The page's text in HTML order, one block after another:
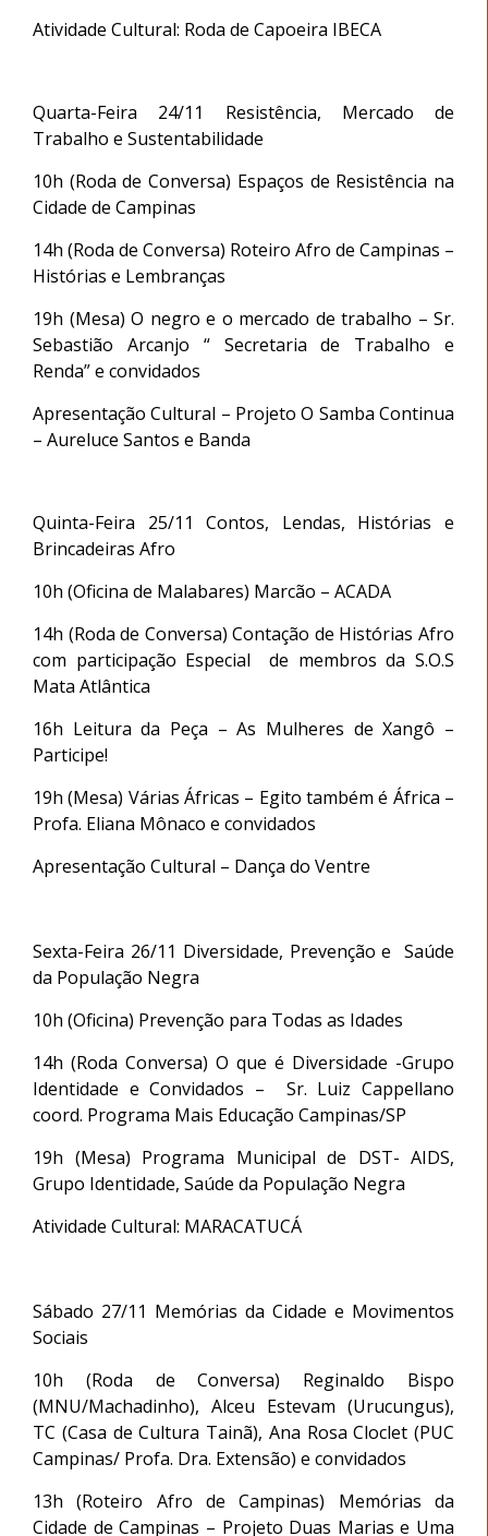
Atividade Cultural: Roda de Capoeira IBECA
Quarta-Feira 24/11 Resistência, Mercado de
Trabalho e Sustentabilidade
10h (Roda de Conversa) Espaços de Resistência na
Cidade de Campinas
14h (Roda de Conversa) Roteiro Afro de Campinas –
Histórias e Lembranças
19h (Mesa) O negro e o mercado de trabalho – Sr.
Sebastião Arcanjo “ Secretaria de Trabalho e
Renda” e convidados
Apresentação Cultural – Projeto O Samba Continua
– Aureluce Santos e Banda
Quinta-Feira 25/11 Contos, Lendas, Histórias e
Brincadeiras Afro
10h (Oficina de Malabares) Marcão – ACADA
14h (Roda de Conversa) Contação de Histórias Afro
com participação Especial de membros da S.O.S
Mata Atlântica
16h Leitura da Peça – As Mulheres de Xangô –
Participe!
19h (Mesa) Várias Áfricas – Egito também é África –
Profa. Eliana Mônaco e convidados
Apresentação Cultural – Dança do Ventre
Sexta-Feira 26/11 Diversidade, Prevenção e Saúde
da População Negra
10h (Oficina) Prevenção para Todas as Idades
14h (Roda Conversa) O que é Diversidade -Grupo
Identidade e Convidados – Sr. Luiz Cappellano
coord. Programa Mais Educação Campinas/SP
19h (Mesa) Programa Municipal de DST- AIDS,
Grupo Identidade, Saúde da População Negra
Atividade Cultural: MARACATUCÁ
Sábado 27/11 Memórias da Cidade e Movimentos
Sociais
10h (Roda de Conversa) Reginaldo Bispo
(MNU/Machadinho), Alceu Estevam (Urucungus),
TC (Casa de Cultura Tainã), Ana Rosa Cloclet (PUC
Campinas/ Profa. Dra. Extensão) e convidados
13h (Roteiro Afro de Campinas) Memórias da
Cidade de Campinas – Projeto Duas Marias e Uma